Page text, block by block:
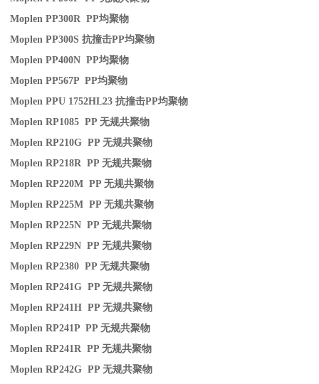
Moplen PP300R PP均聚物
Moplen PP300S抗撞击PP均聚物
Moplen PP400N PP均聚物
Moplen PP567P PP均聚物
Moplen PPU 1752HL23抗撞击PP均聚物
Moplen RP1085 PP无规共聚物
Moplen RP210G PP无规共聚物
Moplen RP218R PP无规共聚物
Moplen RP220M PP无规共聚物
Moplen RP225M PP无规共聚物
Moplen RP225N PP无规共聚物
Moplen RP229N PP无规共聚物
Moplen RP2380 PP无规共聚物
Moplen RP241G PP无规共聚物
Moplen RP241H PP无规共聚物
Moplen RP241P PP无规共聚物
Moplen RP241R PP无规共聚物
Moplen RP242G PP无规共聚物